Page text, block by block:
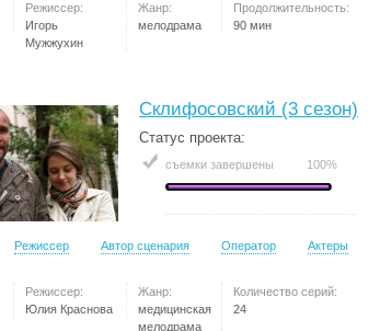
Режиссер:
Игорь
Мужжухин
Жанр:
мелодрама
Продолжительность:
90 мин
Склифосовский (3 сезон)
Статус проекта:
съемки завершены 100%
Режиссер Автор сценария Оператор Актеры
Режиссер:
Юлия Краснова
Жанр:
медицинская
мелодрама
Количество серий:
24